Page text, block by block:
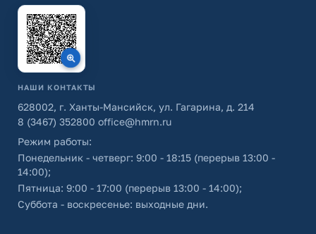
НАШИ КОНТАКТЫ
628002, г. Ханты-Мансийск, ул. Гагарина, д. 214
8 (3467) 352800 office@hmrn.ru
Режим работы:
Понедельник - четверг: 9:00 - 18:15 (перерыв 13:00 -
14:00);
Пятница: 9:00 - 17:00 (перерыв 13:00 - 14:00);
Суббота - воскресенье: выходные дни.